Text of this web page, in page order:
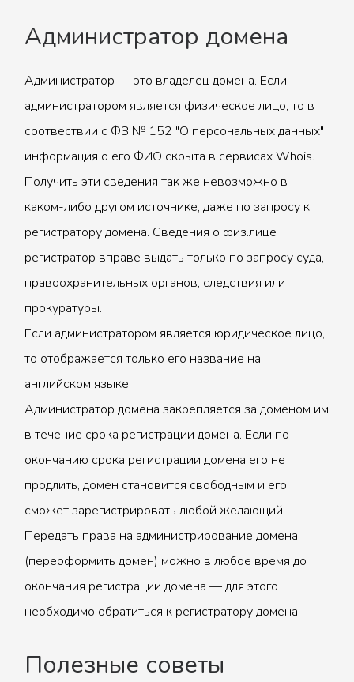
Администратор домена
Администратор — это владелец домена. Если
администратором является физическое лицо, то в
соотвествии с ФЗ № 152 "О персональных данных"
информация о его ФИО скрыта в сервисах Whois.
Получить эти сведения так же невозможно в
каком-либо другом источнике, даже по запросу к
регистратору домена. Сведения о физ.лице
регистратор вправе выдать только по запросу суда,
правоохранительных органов, следствия или
прокуратуры.
Если администратором является юридическое лицо,
то отображается только его название на
английском языке.
Администратор домена закрепляется за доменом им
в течение срока регистрации домена. Если по
окончанию срока регистрации домена его не
продлить, домен становится свободным и его
сможет зарегистрировать любой желающий.
Передать права на администрирование домена
(переоформить домен) можно в любое время до
окончания регистрации домена — для этого
необходимо обратиться к регистратору домена.
Полезные советы